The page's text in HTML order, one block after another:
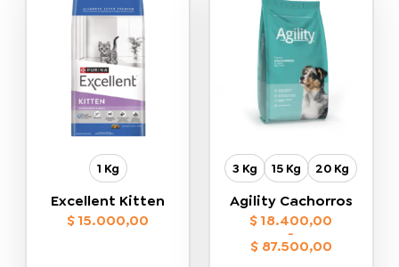
1 Kg
Excellent Kitten
$15.000,00
3 Kg 15 Kg 20 Kg
Agility Cachorros
$18.400,00
-
$87.500,00
Rango